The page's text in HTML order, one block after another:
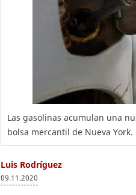
Las gasolinas acumulan una
bolsa mercantil de Nueva York.
Luis Rodríguez
09.11.2020